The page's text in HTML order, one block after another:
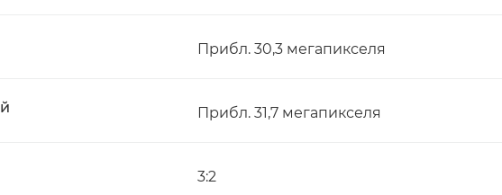
Прибл. 30,3 мегапикселя
Прибл. 31,7 мегапикселя
3:2